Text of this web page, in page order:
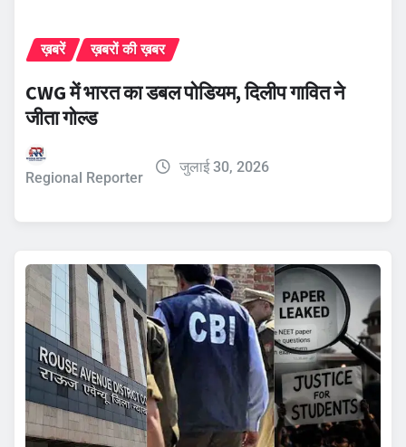
ख़बरें ख़बरों की ख़बर
CWG में भारत का डबल पोडियम, दिलीप गावित ने
जीता गोल्ड
Regional Reporter
जुलाई 30, 2026